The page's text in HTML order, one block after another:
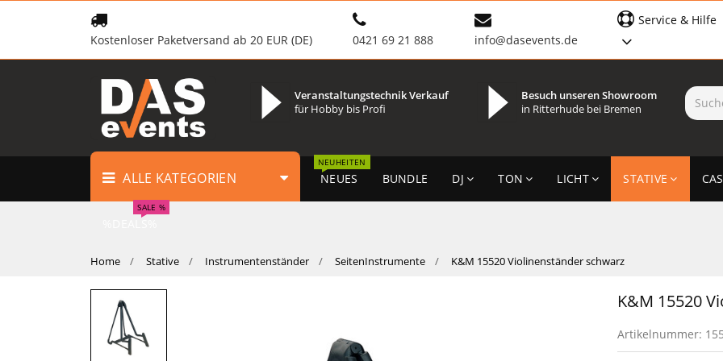
Kostenloser Paketversand ab 20 EUR (DE) 0421 69 21 888 info@dasevents.de
Service & Hilfe
Veranstaltungstechnik Verkauf
für Hobby bis Profi
Besuch unseren Showroom
in Ritterhude bei Bremen
ALLE KATEGORIEN NEUES
NEUHEITEN
BUNDLE DJ TON LICHT STATIVE
SALE %
Home Stative Instrumentenständer SeitenInstrumente K&M 15520 Violinenständer schwarz
K&M 15520
Artikelnummer: